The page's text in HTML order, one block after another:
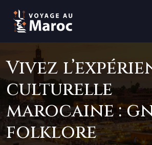
Vivez
culturelle
marocaine :
folklore